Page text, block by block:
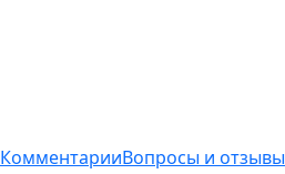
КомментарииВопросы и отзывы